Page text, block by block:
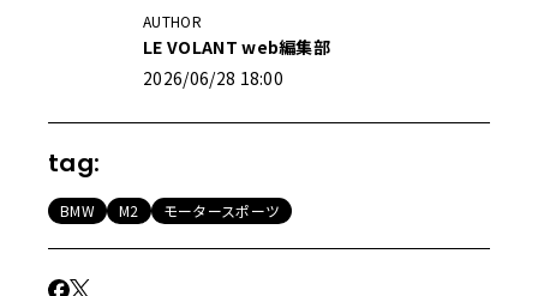
AUTHOR
LE VOLANT web編集部
2026/06/28 18:00
tag:
BMW M2 モータースポーツ